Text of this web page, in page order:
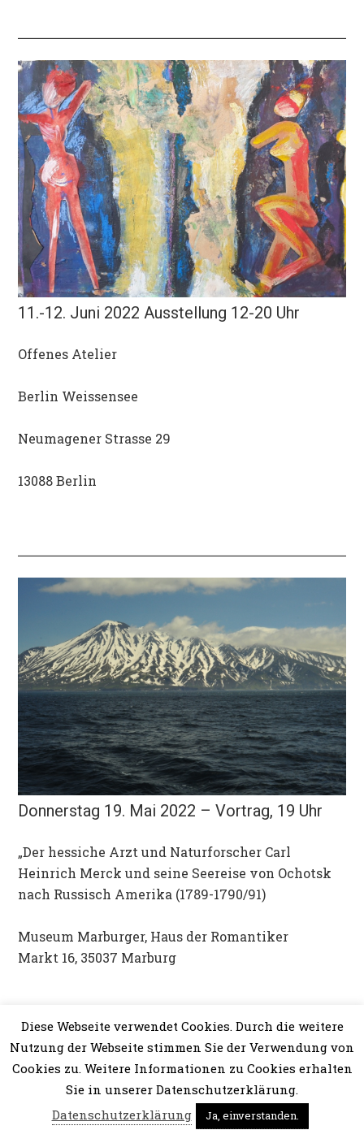
11.-12. Juni 2022 Ausstellung 12-20 Uhr
Offenes Atelier
Berlin Weissensee
Neumagener Strasse 29
13088 Berlin
Donnerstag 19. Mai 2022 – Vortrag, 19 Uhr
„Der hessiche Arzt und Naturforscher Carl
Heinrich Merck und seine Seereise von Ochotsk
nach Russisch Amerika (1789-1790/91)
Museum Marburger, Haus der Romantiker
Markt 16, 35037 Marburg
Diese Webseite verwendet Cookies. Durch die weitere
Nutzung der Webseite stimmen Sie der Verwendung von
Cookies zu. Weitere Informationen zu Cookies erhalten
Sie in unserer Datenschutzerklärung.
Datenschutzerklärung
Ja, einverstanden.